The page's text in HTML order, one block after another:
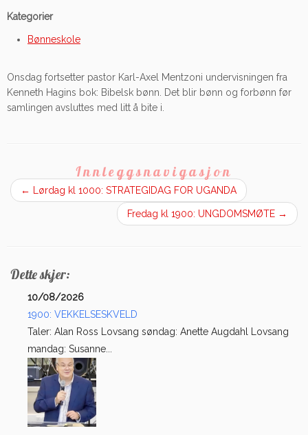
Kategorier
Bønneskole
Onsdag fortsetter pastor Karl-Axel Mentzoni undervisningen fra
Kenneth Hagins bok: Bibelsk bønn. Det blir bønn og forbønn før
samlingen avsluttes med litt å bite i.
Innleggsnavigasjon
← Lørdag kl 1000: STRATEGIDAG FOR UGANDA
Fredag kl 1900: UNGDOMSMØTE →
Dette skjer:
10/08/2026
1900: VEKKELSESKVELD
Taler: Alan Ross Lovsang søndag: Anette Augdahl Lovsang
mandag: Susanne...